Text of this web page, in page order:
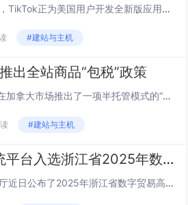
7月8日消息，据市场消息，TikTok正为美国用户开发全新版应用程序，作为即将出售美国业务计划的一部分。这款新应用计划于...
#建站与主机
出全站商品“包税”政策
7月9日消息，TEMU近日在加拿大市场推出了一项半托管模式的“包税”政策，涵盖GST、HST、PST以及魁北克省的特殊税...
#建站与主机
外贸快车SaaS系统平台入选浙江省2025年数字贸易高质量发展重点项目
7月8日消息，浙江省商务厅近日公布了2025年浙江省数字贸易高质量发展重点项目名单，浙江省共有43家企业入选此次名单，其...